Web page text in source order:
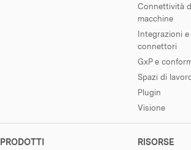
Connettività
macchine
Integrazioni e
connettori
GxP e
Spazi di
Plugin
Visione
PRODOTTI
RISORSE